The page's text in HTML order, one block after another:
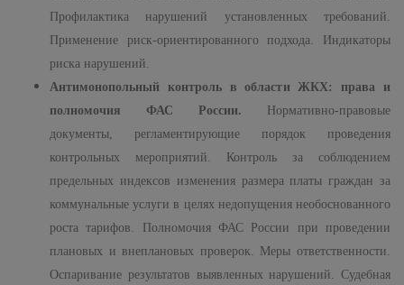
Профилактика нарушений установленных требований.
Применение риск-ориентированного подхода. Индикаторы
риска нарушений.
Антимонопольный контроль в области ЖКХ: права и
полномочия ФАС России. Нормативно-правовые
документы, регламентирующие порядок проведения
контрольных мероприятий. Контроль за соблюдением
предельных индексов изменения размера платы граждан за
коммунальные услуги в целях недопущения необоснованного
роста тарифов. Полномочия ФАС России при проведении
плановых и внеплановых проверок. Меры ответственности.
Оспаривание результатов выявленных нарушений. Судебная